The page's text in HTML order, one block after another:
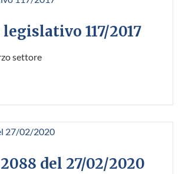
117/2017
settore
del 27/02/2020